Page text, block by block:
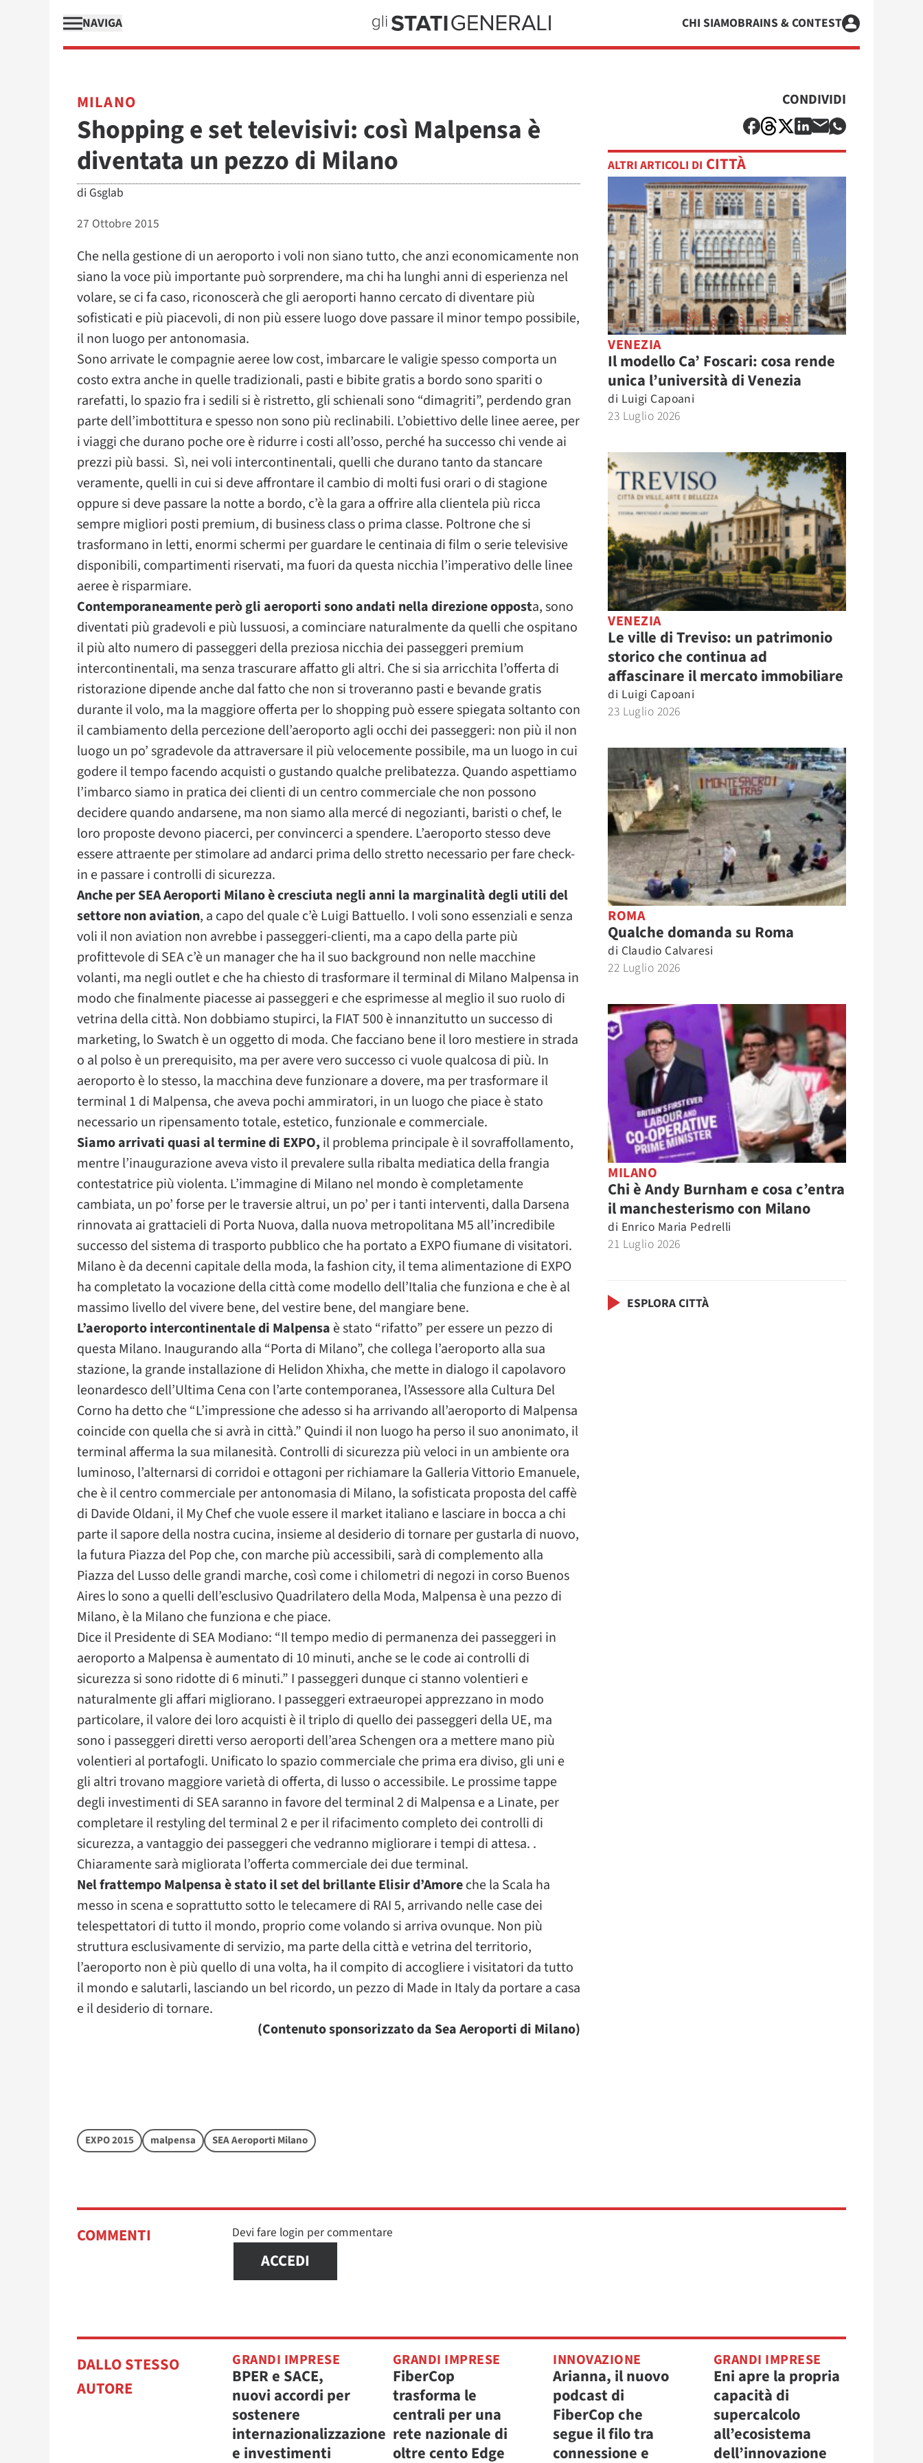
NAVIGA CHI SIAMOBRAINS & CONTEST
MILANO
Shopping e set televisivi: così Malpensa è
diventata un pezzo di Milano
di Gsglab
27 Ottobre 2015
Che nella gestione di un aeroporto i voli non siano tutto, che anzi economicamente non
siano la voce più importante può sorprendere, ma chi ha lunghi anni di esperienza nel
volare, se ci fa caso, riconoscerà che gli aeroporti hanno cercato di diventare più
sofisticati e più piacevoli, di non più essere luogo dove passare il minor tempo possibile,
il non luogo per antonomasia.
Sono arrivate le compagnie aeree low cost, imbarcare le valigie spesso comporta un
costo extra anche in quelle tradizionali, pasti e bibite gratis a bordo sono spariti o
rarefatti, lo spazio fra i sedili si è ristretto, gli schienali sono “dimagriti”, perdendo gran
parte dell’imbottitura e spesso non sono più reclinabili. L’obiettivo delle linee aeree, per
i viaggi che durano poche ore è ridurre i costi all’osso, perché ha successo chi vende ai
prezzi più bassi. Sì, nei voli intercontinentali, quelli che durano tanto da stancare
veramente, quelli in cui si deve affrontare il cambio di molti fusi orari o di stagione
oppure si deve passare la notte a bordo, c’è la gara a offrire alla clientela più ricca
sempre migliori posti premium, di business class o prima classe. Poltrone che si
trasformano in letti, enormi schermi per guardare le centinaia di film o serie televisive
disponibili, compartimenti riservati, ma fuori da questa nicchia l’imperativo delle linee
aeree è risparmiare.
Contemporaneamente però gli aeroporti sono andati nella direzione opposta, sono
diventati più gradevoli e più lussuosi, a cominciare naturalmente da quelli che ospitano
il più alto numero di passeggeri della preziosa nicchia dei passeggeri premium
intercontinentali, ma senza trascurare affatto gli altri. Che si sia arricchita l’offerta di
ristorazione dipende anche dal fatto che non si troveranno pasti e bevande gratis
durante il volo, ma la maggiore offerta per lo shopping può essere spiegata soltanto con
il cambiamento della percezione dell’aeroporto agli occhi dei passeggeri: non più il non
luogo un po’ sgradevole da attraversare il più velocemente possibile, ma un luogo in cui
godere il tempo facendo acquisti o gustando qualche prelibatezza. Quando aspettiamo
l’imbarco siamo in pratica dei clienti di un centro commerciale che non possono
decidere quando andarsene, ma non siamo alla mercé di negozianti, baristi o chef, le
loro proposte devono piacerci, per convincerci a spendere. L’aeroporto stesso deve
essere attraente per stimolare ad andarci prima dello stretto necessario per fare check-
in e passare i controlli di sicurezza.
Anche per SEA Aeroporti Milano è cresciuta negli anni la marginalità degli utili del
settore non aviation, a capo del quale c’è Luigi Battuello. I voli sono essenziali e senza
voli il non aviation non avrebbe i passeggeri-clienti, ma a capo della parte più
profittevole di SEA c’è un manager che ha il suo background non nelle macchine
volanti, ma negli outlet e che ha chiesto di trasformare il terminal di Milano Malpensa in
modo che finalmente piacesse ai passeggeri e che esprimesse al meglio il suo ruolo di
vetrina della città. Non dobbiamo stupirci, la FIAT 500 è innanzitutto un successo di
marketing, lo Swatch è un oggetto di moda. Che facciano bene il loro mestiere in strada
o al polso è un prerequisito, ma per avere vero successo ci vuole qualcosa di più. In
aeroporto è lo stesso, la macchina deve funzionare a dovere, ma per trasformare il
terminal 1 di Malpensa, che aveva pochi ammiratori, in un luogo che piace è stato
necessario un ripensamento totale, estetico, funzionale e commerciale.
Siamo arrivati quasi al termine di EXPO, il problema principale è il sovraffollamento,
mentre l’inaugurazione aveva visto il prevalere sulla ribalta mediatica della frangia
contestatrice più violenta. L’immagine di Milano nel mondo è completamente
cambiata, un po’ forse per le traversie altrui, un po’ per i tanti interventi, dalla Darsena
rinnovata ai grattacieli di Porta Nuova, dalla nuova metropolitana M5 all’incredibile
successo del sistema di trasporto pubblico che ha portato a EXPO fiumane di visitatori.
Milano è da decenni capitale della moda, la fashion city, il tema alimentazione di EXPO
ha completato la vocazione della città come modello dell’Italia che funziona e che è al
massimo livello del vivere bene, del vestire bene, del mangiare bene.
L’aeroporto intercontinentale di Malpensa è stato “rifatto” per essere un pezzo di
questa Milano. Inaugurando alla “Porta di Milano”, che collega l’aeroporto alla sua
stazione, la grande installazione di Helidon Xhixha, che mette in dialogo il capolavoro
leonardesco dell’Ultima Cena con l’arte contemporanea, l’Assessore alla Cultura Del
Corno ha detto che “L’impressione che adesso si ha arrivando all’aeroporto di Malpensa
coincide con quella che si avrà in città.” Quindi il non luogo ha perso il suo anonimato, il
terminal afferma la sua milanesità. Controlli di sicurezza più veloci in un ambiente ora
luminoso, l’alternarsi di corridoi e ottagoni per richiamare la Galleria Vittorio Emanuele,
che è il centro commerciale per antonomasia di Milano, la sofisticata proposta del caffè
di Davide Oldani, il My Chef che vuole essere il market italiano e lasciare in bocca a chi
parte il sapore della nostra cucina, insieme al desiderio di tornare per gustarla di nuovo,
la futura Piazza del Pop che, con marche più accessibili, sarà di complemento alla
Piazza del Lusso delle grandi marche, così come i chilometri di negozi in corso Buenos
Aires lo sono a quelli dell’esclusivo Quadrilatero della Moda, Malpensa è una pezzo di
Milano, è la Milano che funziona e che piace.
Dice il Presidente di SEA Modiano: “Il tempo medio di permanenza dei passeggeri in
aeroporto a Malpensa è aumentato di 10 minuti, anche se le code ai controlli di
sicurezza si sono ridotte di 6 minuti.” I passeggeri dunque ci stanno volentieri e
naturalmente gli affari migliorano. I passeggeri extraeuropei apprezzano in modo
particolare, il valore dei loro acquisti è il triplo di quello dei passeggeri della UE, ma
sono i passeggeri diretti verso aeroporti dell’area Schengen ora a mettere mano più
volentieri al portafogli. Unificato lo spazio commerciale che prima era diviso, gli uni e
gli altri trovano maggiore varietà di offerta, di lusso o accessibile. Le prossime tappe
degli investimenti di SEA saranno in favore del terminal 2 di Malpensa e a Linate, per
completare il restyling del terminal 2 e per il rifacimento completo dei controlli di
sicurezza, a vantaggio dei passeggeri che vedranno migliorare i tempi di attesa. .
Chiaramente sarà migliorata l’offerta commerciale dei due terminal.
Nel frattempo Malpensa è stato il set del brillante Elisir d’Amoreche la Scala ha
messo in scena e soprattutto sotto le telecamere di RAI 5, arrivando nelle case dei
telespettatori di tutto il mondo, proprio come volando si arriva ovunque. Non più
struttura esclusivamente di servizio, ma parte della città e vetrina del territorio,
l’aeroporto non è più quello di una volta, ha il compito di accogliere i visitatori da tutto
il mondo e salutarli, lasciando un bel ricordo, un pezzo di Made in Italy da portare a casa
e il desiderio di tornare.
(Contenuto sponsorizzato da Sea Aeroporti di Milano)
EXPO 2015 malpensa SEA Aeroporti Milano
CONDIVIDI
ALTRI ARTICOLI DI CITTÀ
VENEZIA
Il modello Ca’ Foscari: cosa rende
unica l’università di Venezia
di Luigi Capoani
23 Luglio 2026
VENEZIA
Le ville di Treviso: un patrimonio
storico che continua ad
affascinare il mercato immobiliare
di Luigi Capoani
23 Luglio 2026
ROMA
Qualche domanda su Roma
di Claudio Calvaresi
22 Luglio 2026
MILANO
Chi è Andy Burnham e cosa c’entra
il manchesterismo con Milano
di Enrico Maria Pedrelli
21 Luglio 2026
ESPLORA CITTÀ
COMMENTI Devi fare login per commentare
ACCEDI
DALLO STESSO
AUTORE
GRANDI IMPRESE
BPER e SACE,
nuovi accordi per
sostenere
internazionalizzazione
e investimenti
GRANDI IMPRESE
FiberCop
trasforma le
centrali per una
rete nazionale di
oltre cento Edge
INNOVAZIONE
Arianna, il nuovo
podcast di
FiberCop che
segue il filo tra
connessione e
GRANDI IMPRESE
Eni apre la propria
capacità di
supercalcolo
all’ecosistema
dell’innovazione